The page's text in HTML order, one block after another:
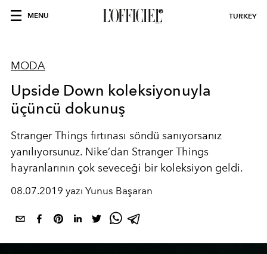
MENU TURKEY
MODA
Upside Down koleksiyonuyla
üçüncü dokunuş
Stranger Things fırtınası söndü sanıyorsanız
yanılıyorsunuz. Nike’dan Stranger Things
hayranlarının çok seveceği bir koleksiyon geldi.
08.07.2019 yazı Yunus Başaran